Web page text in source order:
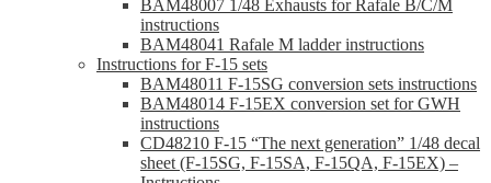
BAM48007 1/48 Exhausts for Rafale B/C/M
instructions
BAM48041 Rafale M ladder instructions
Instructions for F-15 sets
BAM48011 F-15SG conversion sets instructions
BAM48014 F-15EX conversion set for GWH
instructions
CD48210 F-15 “The next generation” 1/48 decal
sheet (F-15SG, F-15SA, F-15QA, F-15EX) –